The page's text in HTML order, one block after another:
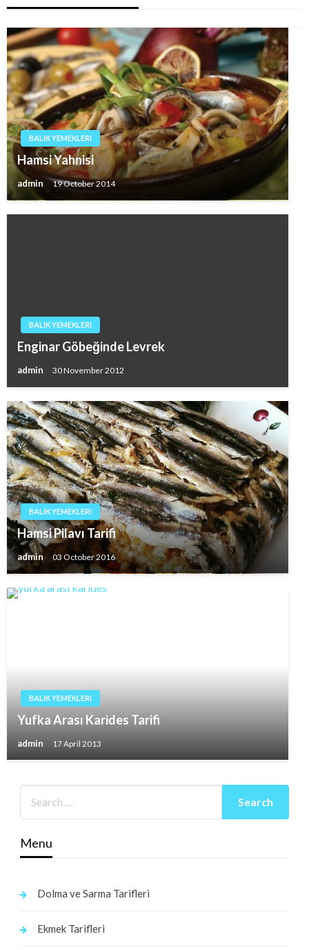
BALIK YEMEKLERI
Hamsi Yahnisi
admin 19 October 2014
BALIK YEMEKLERI
Enginar Göbeğinde Levrek
admin 30 November 2012
BALIK YEMEKLERI
Hamsi Pilavı Tarifi
admin 03 October 2016
BALIK YEMEKLERI
Yufka Arası Karides Tarifi
admin 17 April 2013
Menu
Dolma ve Sarma Tarifleri
Ekmek Tarifleri